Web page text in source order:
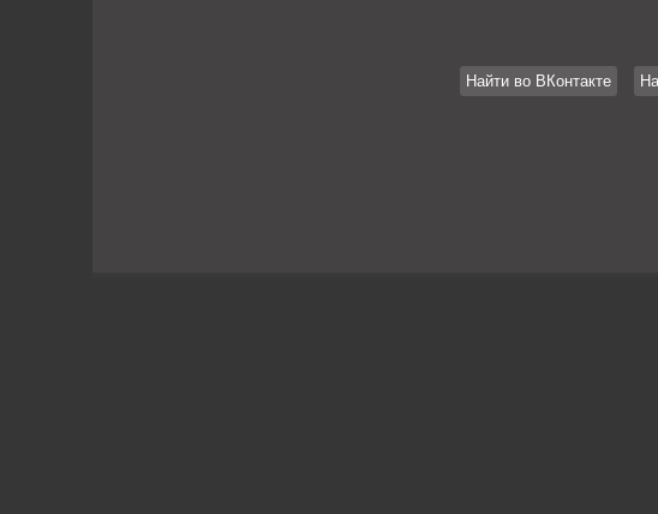
Найти во ВКонтакте